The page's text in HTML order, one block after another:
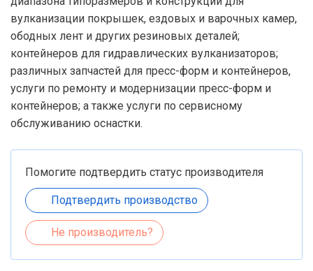
вулканизации покрышек, ездовых и варочных камер,
ободных лент и других резиновых деталей;
контейнеров для гидравлических вулканизаторов;
различных запчастей для пресс-форм и контейнеров,
услуги по ремонту и модернизации пресс-форм и
контейнеров; а также услуги по сервисному
обслуживанию оснастки.
Помогите подтвердить статус производителя
Подтвердить производство
Не производитель?